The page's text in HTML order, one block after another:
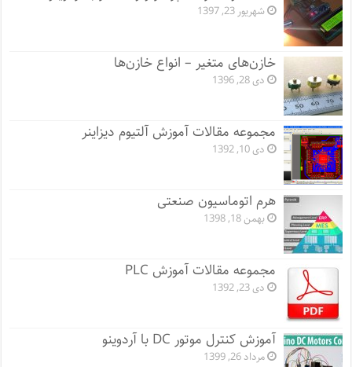
شهریور 23, 1397
خازن‌های متغیر – انواع خازن‌ها
دی 28, 1396
مجموعه مقالات آموزش آلتیوم دیزاینر
دی 10, 1392
هرم اتوماسیون صنعتی
بهمن 18, 1398
مجموعه مقالات آموزش PLC
دی 23, 1392
آموزش کنترل موتور DC با آردوینو
مرداد 26, 1399